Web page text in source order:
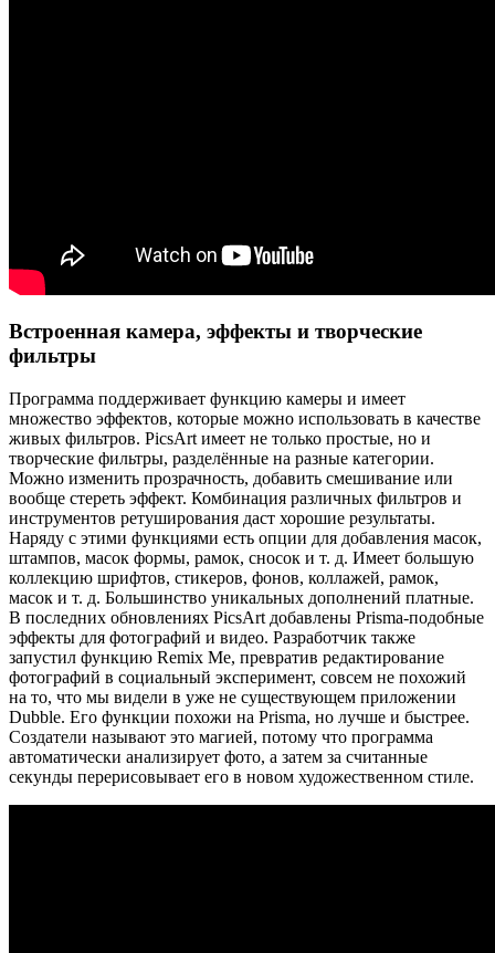
Встроенная камера, эффекты и творческие
фильтры
Программа поддерживает функцию камеры и имеет
множество эффектов, которые можно использовать в качестве
живых фильтров. PicsArt имеет не только простые, но и
творческие фильтры, разделённые на разные категории.
Можно изменить прозрачность, добавить смешивание или
вообще стереть эффект. Комбинация различных фильтров и
инструментов ретуширования даст хорошие результаты.
Наряду с этими функциями есть опции для добавления масок,
штампов, масок формы, рамок, сносок и т. д. Имеет большую
коллекцию шрифтов, стикеров, фонов, коллажей, рамок,
масок и т. д. Большинство уникальных дополнений платные.
В последних обновлениях PicsArt добавлены Prisma-подобные
эффекты для фотографий и видео. Разработчик также
запустил функцию Remix Me, превратив редактирование
фотографий в социальный эксперимент, совсем не похожий
на то, что мы видели в уже не существующем приложении
Dubble. Его функции похожи на Prisma, но лучше и быстрее.
Создатели называют это магией, потому что программа
автоматически анализирует фото, а затем за считанные
секунды перерисовывает его в новом художественном стиле.